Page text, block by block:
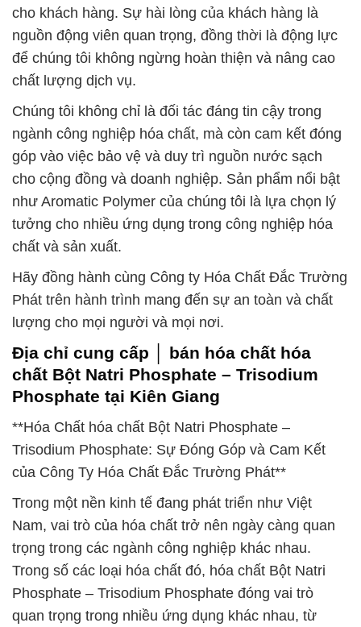
cho khách hàng. Sự hài lòng của khách hàng là
nguồn động viên quan trọng, đồng thời là động lực
để chúng tôi không ngừng hoàn thiện và nâng cao
chất lượng dịch vụ.
Chúng tôi không chỉ là đối tác đáng tin cậy trong
ngành công nghiệp hóa chất, mà còn cam kết đóng
góp vào việc bảo vệ và duy trì nguồn nước sạch
cho cộng đồng và doanh nghiệp. Sản phẩm nổi bật
như Aromatic Polymer của chúng tôi là lựa chọn lý
tưởng cho nhiều ứng dụng trong công nghiệp hóa
chất và sản xuất.
Hãy đồng hành cùng Công ty Hóa Chất Đắc Trường
Phát trên hành trình mang đến sự an toàn và chất
lượng cho mọi người và mọi nơi.
Địa chỉ cung cấp │ bán hóa chất hóa
chất Bột Natri Phosphate – Trisodium
Phosphate tại Kiên Giang
**Hóa Chất hóa chất Bột Natri Phosphate –
Trisodium Phosphate: Sự Đóng Góp và Cam Kết
của Công Ty Hóa Chất Đắc Trường Phát**
Trong một nền kinh tế đang phát triển như Việt
Nam, vai trò của hóa chất trở nên ngày càng quan
trọng trong các ngành công nghiệp khác nhau.
Trong số các loại hóa chất đó, hóa chất Bột Natri
Phosphate – Trisodium Phosphate đóng vai trò
quan trọng trong nhiều ứng dụng khác nhau, từ